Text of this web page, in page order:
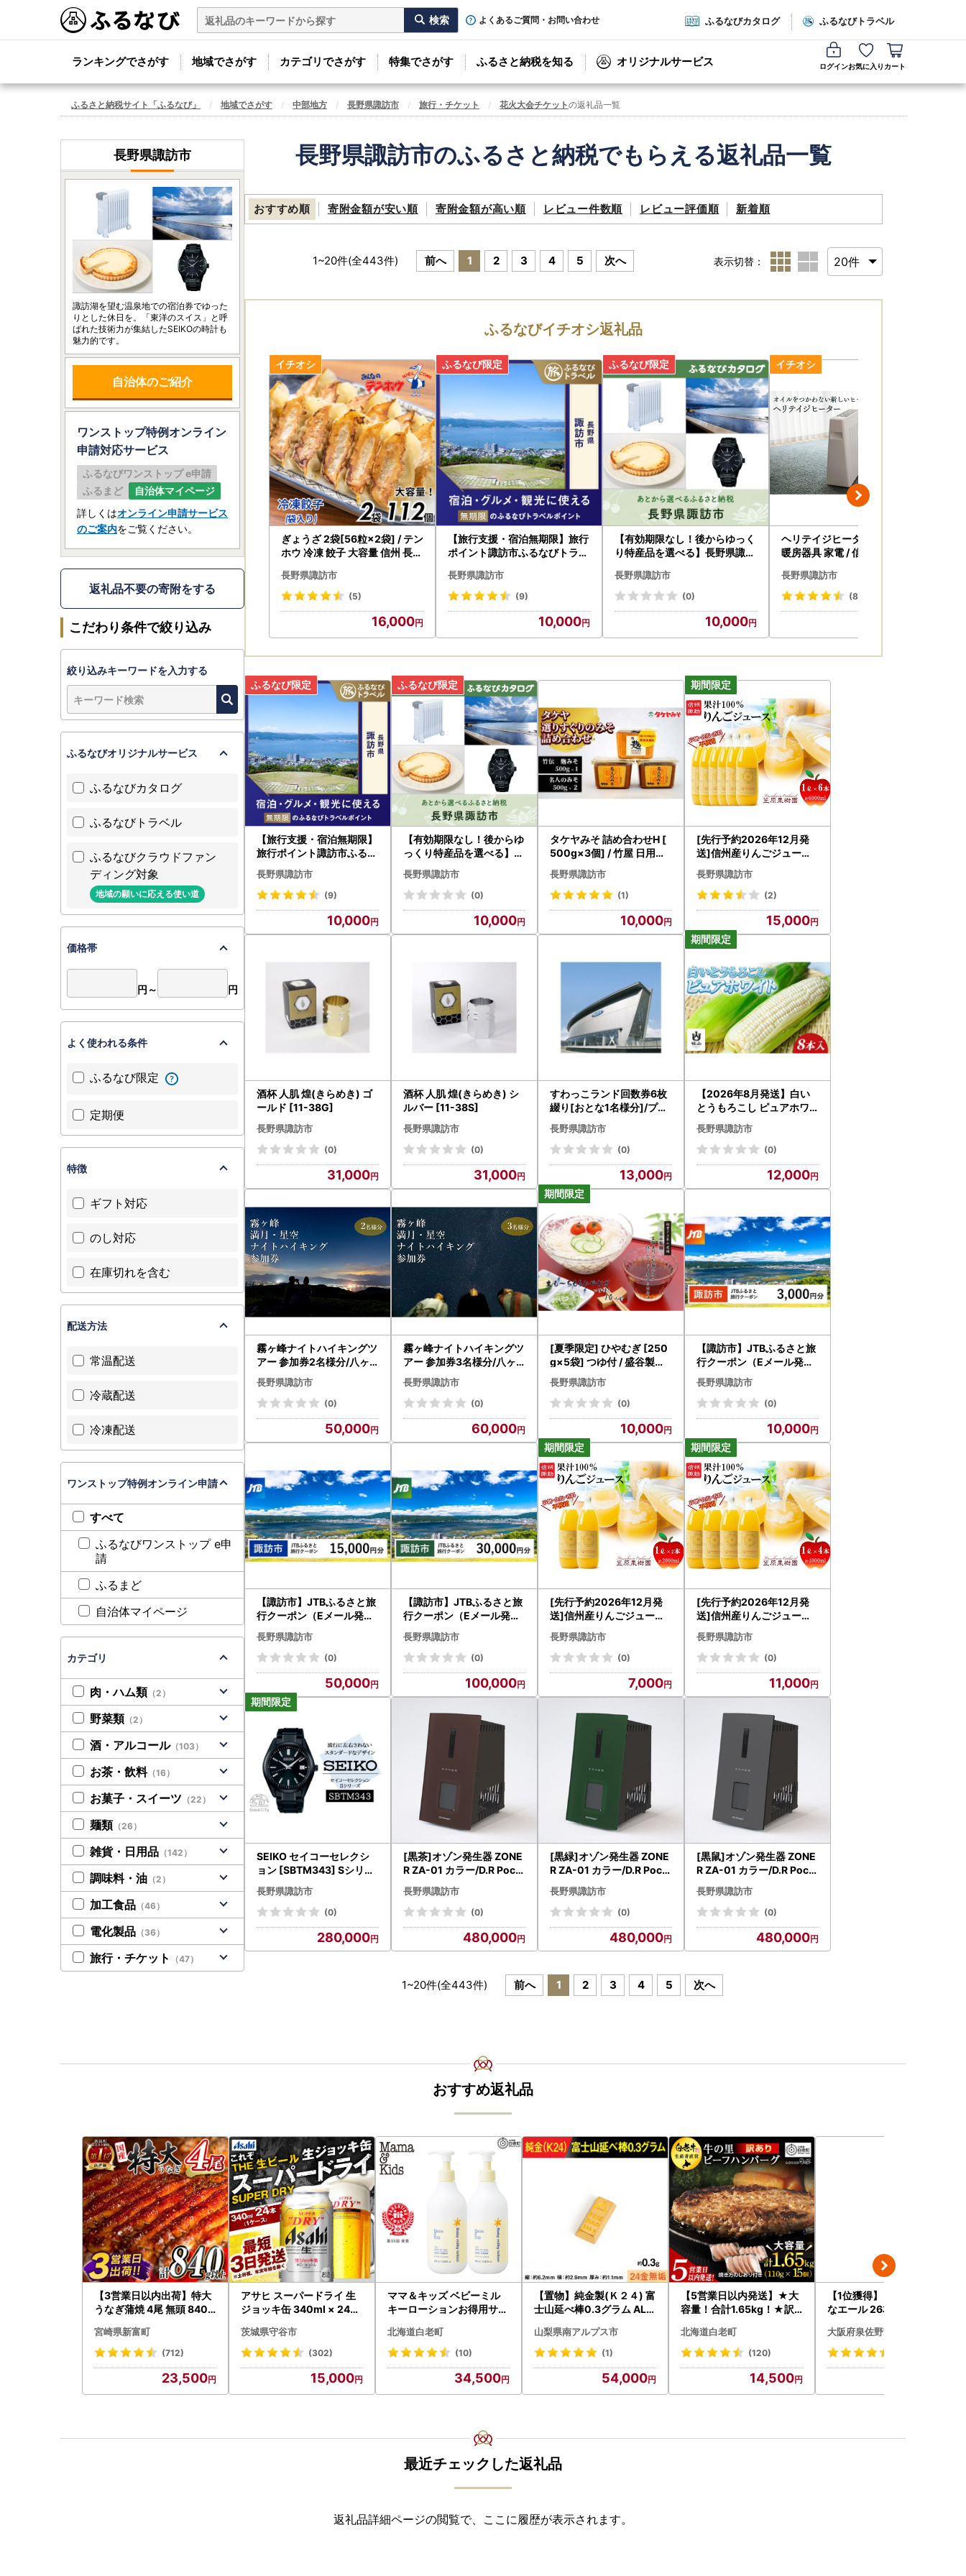
よくあるご質問・お問い合わせ ふるなびカタログ ふるなびトラベル
ランキングでさがす 地域でさがす カテゴリでさがす 特集でさがす ふるさと納税を知る オリジナルサービス ログインお気に入り カート
ふるさと納税サイト「ふるなび」 地域でさがす 中部地方 長野県諏訪市 旅行・チケット 花火大会チケットの返礼品一覧
長野県諏訪市のふるさと納税でもらえる返礼品一覧
おすすめ順 寄附金額が安い順 寄附金額が高い順 レビュー件数順 レビュー評価順 新着順
1~20件(全443件) 前へ 1 2 3 4 5 次へ 表示切替：
ふるなびイチオシ返礼品
ぎょうざ 2袋[56粒×2袋] / テン
ホウ 冷凍 餃子 大容量 信州 長野
長野県諏訪市
(5)
16,000
【旅行支援・宿泊無期限】旅行
ポイント諏訪市ふるなびトラベ
長野県諏訪市
(9)
10,000
【有効期限なし！後からゆっく
り特産品を選べる】長野県諏訪
長野県諏訪市
(0)
10,000
ヘリテイジヒーター ホワイト
暖房器具 家電 / 信州諏訪ガラス
ミアム 信州 長野県 諏訪市 諏訪
[11-71WT]
長野県諏訪市
(8)
【旅行支援・宿泊無期限】
旅行ポイント諏訪市ふるな
びトラベルポイント
長野県諏訪市
(9)
10,000
【有効期限なし！後からゆ
っくり特産品を選べる】長
野県諏訪市カタログポイン
ト
長野県諏訪市
(0)
10,000
タケヤみそ 詰め合わせH [
500g×3個] / 竹屋 日用品
味噌 信州 長野県 諏訪市 諏
訪 [16-01]
長野県諏訪市
(1)
10,000
[先行予約2026年12月発
送]信州産りんごジュース 1
L瓶詰め 6本[箱入り]/笠原
果樹園[80-01]
長野県諏訪市
(2)
15,000
酒杯 人肌 煌(きらめき) ゴ
ールド [11-38G]
長野県諏訪市
(0)
31,000
酒杯 人肌 煌(きらめき) シ
ルバー [11-38S]
長野県諏訪市
(0)
31,000
すわっこランド回数券6枚
綴り[おとな1名様分]/プー
ル 温泉 トレーニング[71-0
1]
長野県諏訪市
(0)
13,000
【2026年8月発送】白い
とうもろこし ピュアホワ
イト8本入り3.3kg/Suwa
後山ブランド化プロジェク
ト[67-02]
長野県諏訪市
(0)
12,000
霧ヶ峰ナイトハイキングツ
アー 参加券2名様分/八ヶ
岳登山企画 観光 [88-01]
長野県諏訪市
(0)
50,000
霧ヶ峰ナイトハイキングツ
アー 参加券3名様分/八ヶ
岳登山企画 観光 [88-02]
長野県諏訪市
(0)
60,000
[夏季限定] ひやむぎ [250
g×5袋] つゆ付 / 盛谷製麺
7月～9月上旬配送[35-02
]
長野県諏訪市
(0)
10,000
【諏訪市】JTBふるさと旅
行クーポン（Eメール発行
）3,000円分
長野県諏訪市
(0)
10,000
【諏訪市】JTBふるさと旅
行クーポン（Eメール発行
）15,000円分
長野県諏訪市
(0)
50,000
【諏訪市】JTBふるさと旅
行クーポン（Eメール発行
）30,000円分
長野県諏訪市
(0)
100,000
[先行予約2026年12月発
送]信州産りんごジュース 1
L瓶詰め 2本[箱入り]/笠原
果樹園[80-02]
長野県諏訪市
(0)
7,000
[先行予約2026年12月発
送]信州産りんごジュース 1
L瓶詰め 4本[箱入り]/笠原
果樹園[80-03]
長野県諏訪市
(0)
11,000
SEIKO セイコーセレクシ
ョン [SBTM343] Sシリー
ズ/ 腕時計 諏訪市[61-133]
長野県諏訪市
(0)
280,000
[黒茶]オゾン発生器 ZONE
R ZA-01 カラー/D.R Pock
et[86-03BB]
長野県諏訪市
(0)
480,000
[黒緑]オゾン発生器 ZONE
R ZA-01 カラー/D.R Pock
et[86-03BG]
長野県諏訪市
(0)
480,000
[黒鼠]オゾン発生器 ZONE
R ZA-01 カラー/D.R Pock
et[86-03BM]
長野県諏訪市
(0)
480,000
1~20件(全443件) 前へ 1 2 3 4 5 次へ
長野県諏訪市
諏訪湖を望む温泉地での宿泊券でゆった
りとした休日を。「東洋のスイス」と呼
ばれた技術力が集結したSEIKOの時計も
魅力的です。
自治体のご紹介
ワンストップ特例オンライン
申請対応サービス
ふるなびワンストップ e申請
ふるまど
自治体マイページ
詳しくはオンライン申請サービス
のご案内をご覧ください。
返礼品不要の寄附をする
こだわり条件で絞り込み
絞り込みキーワードを入力する
ふるなびオリジナルサービス
ふるなびカタログ
ふるなびトラベル
ふるなびクラウドファン
ディング対象
地域の願いに応える使い道
価格帯
円～ 円
よく使われる条件
ふるなび限定
定期便
特徴
ギフト対応
のし対応
在庫切れを含む
配送方法
常温配送
冷蔵配送
冷凍配送
ワンストップ特例オンライン申請
すべて
ふるなびワンストップ e申
請
ふるまど
自治体マイページ
カテゴリ
肉・ハム類 （2）
野菜類 （2）
酒・アルコール（103）
お茶・飲料（16）
お菓子・スイーツ （22）
麺類 （26）
雑貨・日用品 （142）
調味料・油 （2）
加工食品 （46）
電化製品 （36）
旅行・チケット （47）
おすすめ返礼品
【3営業日以内出荷】特大
うなぎ蒲焼 4尾 無頭 840g
宮崎県新富町
(712)
23,500
アサヒ スーパードライ 生
ジョッキ缶 340ml × 24本
ビール お酒 Asahi 守谷市
茨城県守谷市
(302)
15,000
ママ＆キッズ ベビーミル
キーローションお得用サイ
0
北海道白老町
(10)
34,500
【置物】純金製(Ｋ２４) 富
士山延べ棒0.3グラム ALP
山梨県南アルプス市
(1)
54,000
【5営業日以内発送】★大
容量！合計1.65kg！★訳
ーグ(110ｇ5枚入）×3 AG
058
北海道白老町
(120)
14,500
【1位獲得】ビール よなよ
なエール 26本 ビール
大阪府泉佐野市
最近チェックした返礼品
返礼品詳細ページの閲覧で、ここに履歴が表示されます。